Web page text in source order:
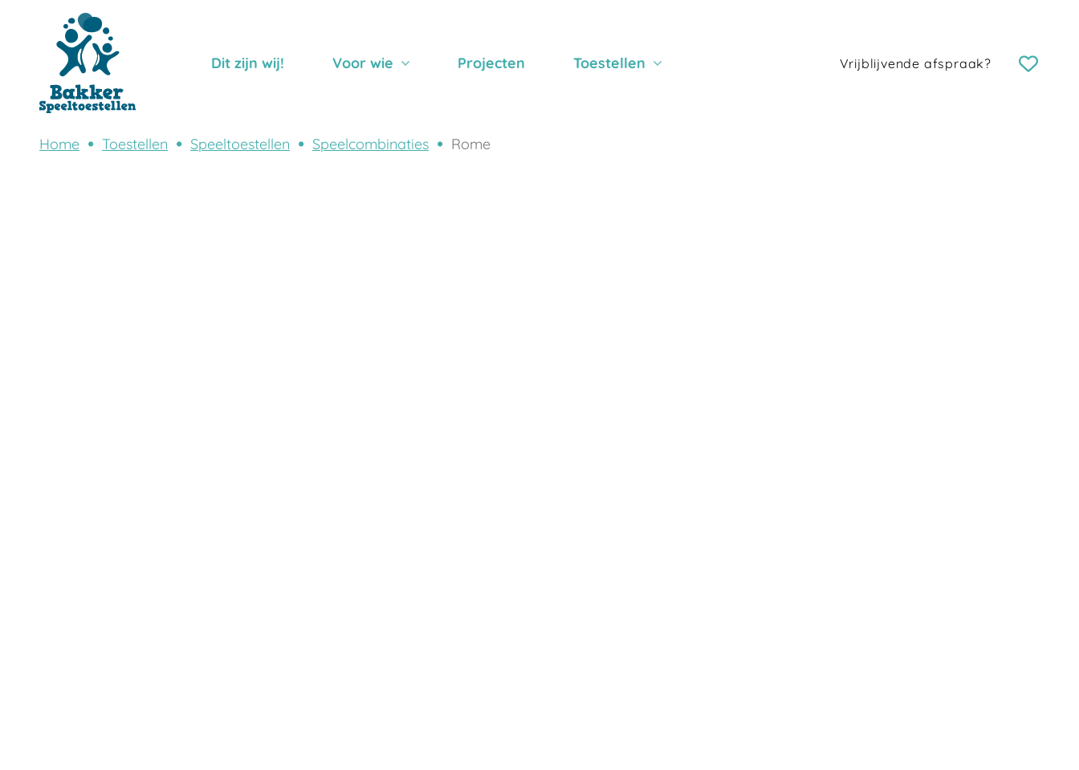
Dit zijn wij! Voor wie Projecten Toestellen Vrijblijvende afspraak?
Home Toestellen Speeltoestellen Speelcombinaties Rome